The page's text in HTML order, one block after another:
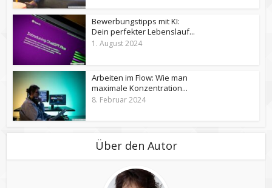
Bewerbungstipps mit KI:
Dein perfekter Lebenslauf...
1. August 2024
Arbeiten im Flow: Wie man
maximale Konzentration...
8. Februar 2024
Über den Autor